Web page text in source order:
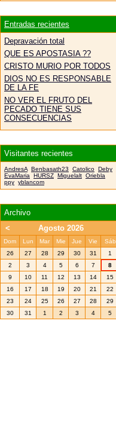
Entradas recientes
Depravación total
QUE ES APOSTASIA ??
CRISTO MURIO POR TODOS
DIOS NO ES RESPONSABLE
DE LA FE
NO VER EL FRUTO DEL
PECADO TIENE SUS
CONSECUENCIAS
Visitantes recientes
AndresA Benbasath23 Catolico Deby
EvaMaria
HURSZ Miguelalt Oriebla
ppy yblancom
Archivo
<
Agosto 2026
Dom Lun Mar Mie Jue Vie
Sáb
26
27 28 29 30 31
1
2
3 4 5 6 7
8
9
10 11 12 13 14
15
16
17 18 19 20 21
22
23
24 25 26 27 28
29
30
31 1 2 3 4 5